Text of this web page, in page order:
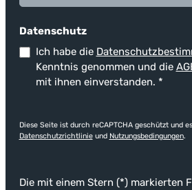
Datenschutz
Ich habe die
Kenntnis genommen und die
mit ihnen einverstanden. *
Diese Seite ist durch reCAPTCHA geschützt und
Datenschutzrichtlinieund Nutzungsbedingungen.
Die mit einem Stern (*) markierten